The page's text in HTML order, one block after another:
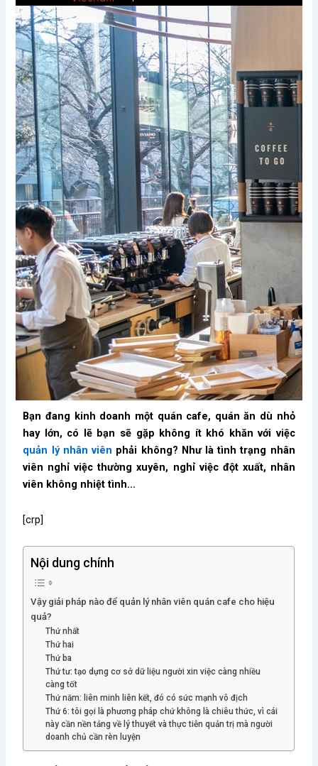
Bạn đang kinh doanh một quán cafe, quán ăn dù nhỏ
hay lớn, có lẽ bạn sẽ gặp không ít khó khăn với việc
quản lý nhân viên phải không? Như là tình trạng nhân
viên nghỉ việc thường xuyên, nghỉ việc đột xuất, nhân
viên không nhiệt tình…
[crp]
Nội dung chính
Vậy giải pháp nào để quản lý nhân viên quán cafe cho hiệu
quả?
Thứ nhất
Thứ hai
Thứ ba
Thứ tư: tạo dựng cơ sở dữ liệu người xin việc càng nhiều
càng tốt
Thứ năm: liên minh liên kết, đó có sức mạnh vô địch
Thứ 6: tôi gọi là phương pháp chứ không là chiêu thức, vì cái
này cần nền tảng về lý thuyết và thực tiễn quản trị mà người
doanh chủ cần rèn luyện